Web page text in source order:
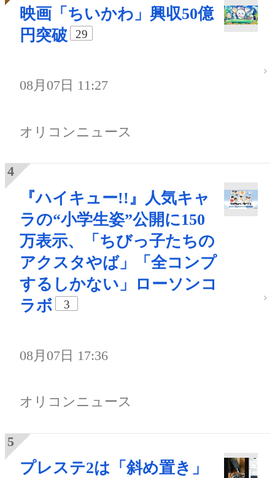
映画「ちいかわ」興収50億
円突破
29
08月07日 11:27
オリコンニュース
『ハイキュー!!』人気キャ
ラの“小学生姿”公開に150
万表示、「ちびっ子たちの
アクスタやば」「全コンプ
するしかない」ローソンコ
ラボ
3
08月07日 17:36
オリコンニュース
プレステ2は「斜め置き」